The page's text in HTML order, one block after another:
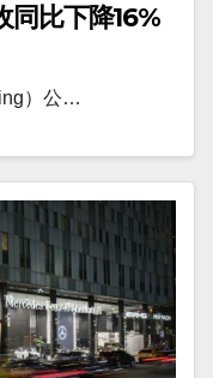
同比下降16%
）公…